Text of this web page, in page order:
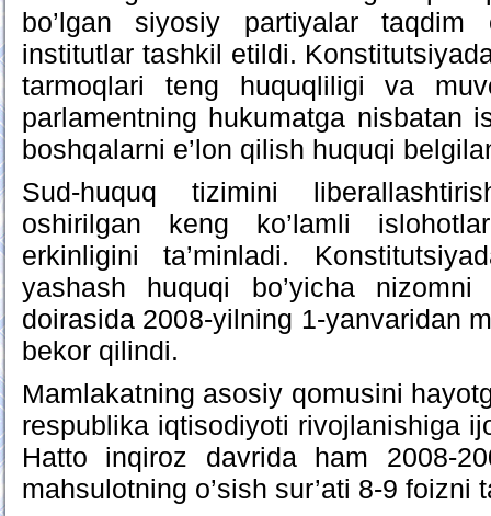
bo’lgan siyosiy partiyalar
institutlar tashkil etildi.
tarmoqlari teng huquqliligi va
parlamentning hukumatga nisbatan
boshqalarni e’lon qilish huquqi
Sud-huquq tizimini
oshirilgan keng ko’lamli
erkinligini ta’minladi.
yashash huquqi bo’yicha
doirasida 2008-yilning 1-yanvaridan
bekor qilindi.
Mamlakatning asosiy qomusini
respublika iqtisodiyoti rivojlanishiga
Hatto inqiroz davrida ham 2008-
mahsulotning o’sish sur’ati 8-9 foizni